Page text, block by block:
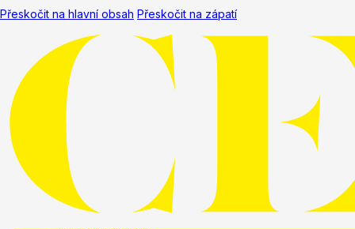
Přeskočit na hlavní obsah Přeskočit na zápatí